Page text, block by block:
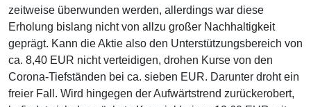
zeitweise überwunden werden, allerdings war diese
Erholung bislang nicht von allzu großer Nachhaltigkeit
geprägt. Kann die Aktie also den Unterstützungsbereich von
ca. 8,40 EUR nicht verteidigen, drohen Kurse von den
Corona-Tiefständen bei ca. sieben EUR. Darunter droht ein
freier Fall. Wird hingegen der Aufwärtstrend zurückerobert,